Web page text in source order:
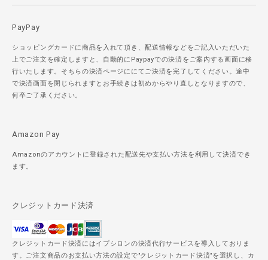
PayPay
ショッピングカードに商品を入れて頂き、配送情報などをご記入いただいた
上でご注文を確定しますと、自動的にPaypayでの決済をご案内する画面に移
行いたします。そちらの決済ページににてご決済を完了してください。途中
で決済画面を閉じられますとお手続きは初めからやり直しとなりますので、
何卒ご了承ください。
Amazon Pay
Amazonのアカウントに登録された配送先や支払い方法を利用して決済でき
ます。
クレジットカード決済
クレジットカード決済にはイプシロンの決済代行サービスを導入しておりま
す。ご注文商品のお支払い方法の設定で"クレジットカード決済"を選択し、カ